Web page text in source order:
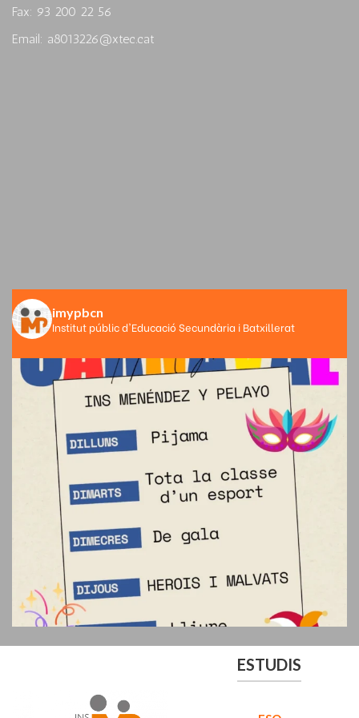
Fax: 93 200 22 56
Email: a8013226@xtec.cat
imypbcn
Institut públic d'Educació Secundària i Batxillerat
ESTUDIS